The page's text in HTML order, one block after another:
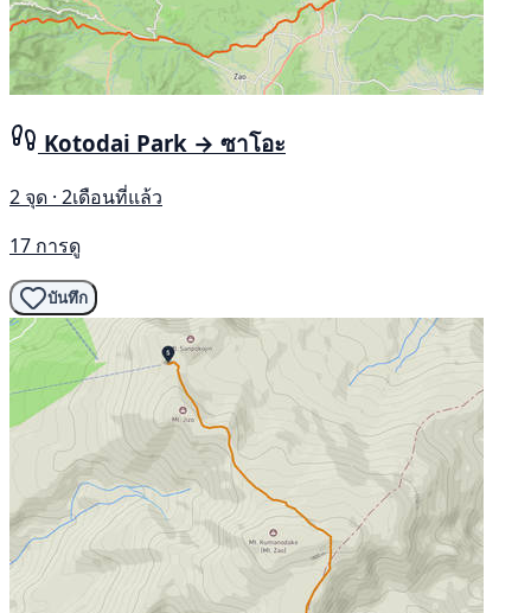
Kotodai Park → ซาโอะ
2 จุด · 2เดือนที่แล้ว
17 การดู
บันทึก